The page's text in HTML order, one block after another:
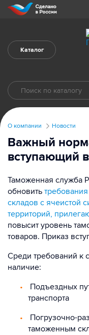
Каталог
О компании Новости
Важный
вступающий
Таможенная служба
обновить
складов с ячеистой
территорий,
повысит уровень
товаров. Приказ
Среди требований к
наличие:
Подъездных
транспорта
Погрузочно-
таможенным